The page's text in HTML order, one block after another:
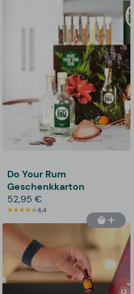
Do Your Rum
Geschenkkarton
52,95 €
4,4